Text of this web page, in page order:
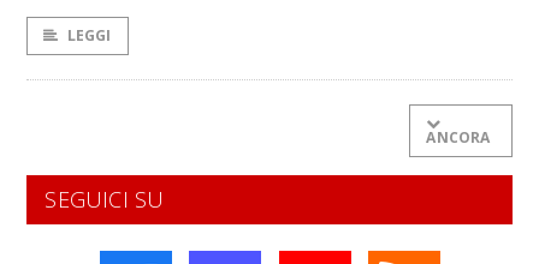
LEGGI
ANCORA
SEGUICI SU